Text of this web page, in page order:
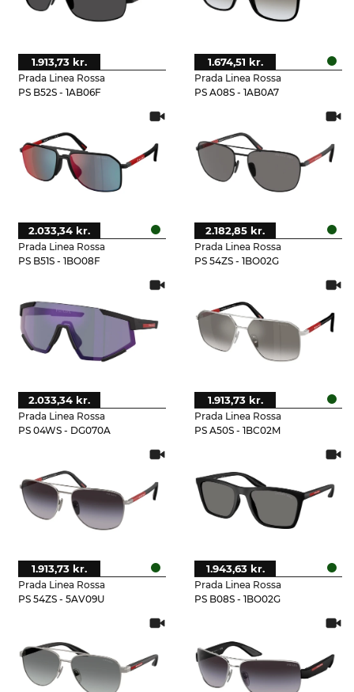
Prada Linea Rossa
PS B52S - 1AB06F
1.913,73 kr.
Prada Linea Rossa
PS A08S - 1AB0A7
1.674,51 kr.
Prada Linea Rossa
PS B51S - 1BO08F
2.033,34 kr.
Prada Linea Rossa
PS 54ZS - 1BO02G
2.182,85 kr.
Prada Linea Rossa
PS 04WS - DG070A
2.033,34 kr.
Prada Linea Rossa
PS A50S - 1BC02M
1.913,73 kr.
Prada Linea Rossa
PS 54ZS - 5AV09U
1.913,73 kr.
Prada Linea Rossa
PS B08S - 1BO02G
1.943,63 kr.